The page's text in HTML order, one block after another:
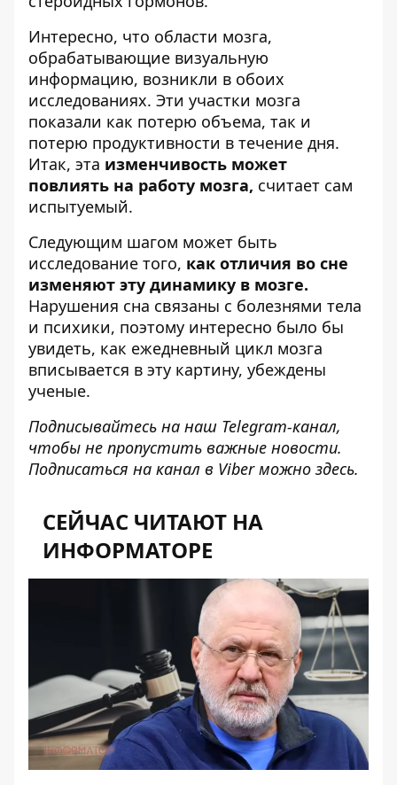
Интересно, что области мозга,
обрабатывающие визуальную
информацию, возникли в обоих
исследованиях. Эти участки мозга
показали как потерю объема, так и
потерю продуктивности в течение дня.
Итак, эта изменчивость может
повлиять на работу мозга, считает сам
испытуемый.
Следующим шагом может быть
исследование того, как отличия во сне
изменяют эту динамику в мозге.
Нарушения сна связаны с болезнями тела
и психики, поэтому интересно было бы
увидеть, как ежедневный цикл мозга
вписывается в эту картину, убеждены
ученые.
Подписывайтесь на наш Telegram-канал,
чтобы не пропустить важные новости.
Подписаться на канал в Viber можно здесь.
СЕЙЧАС ЧИТАЮТ НА
ИНФОРМАТОРЕ